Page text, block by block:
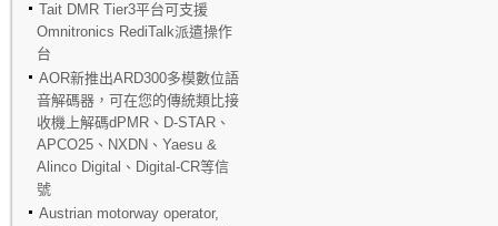
Tait DMR Tier3平台可支援
Omnitronics RediTalk派遣操作
台
AOR新推出ARD300多模數位語
音解碼器，可在您的傳統類比接
收機上解碼dPMR、D-STAR、
APCO25、NXDN、Yaesu &
Alinco Digital、Digital-CR等信
號
Austrian motorway operator,